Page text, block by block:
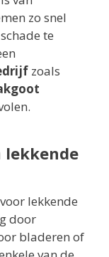
zo snel
te
zoals
lekkende
lekkende
door
bladeren of